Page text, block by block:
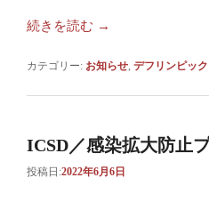
続きを読む →
カテゴリー: お知らせ, デフリンピック
ICSD／感染拡大防止
投稿日:2022年6月6日